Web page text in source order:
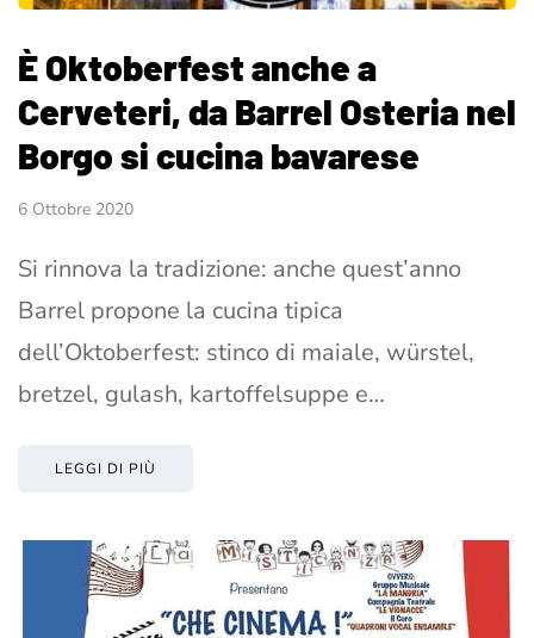
È Oktoberfest anche a
Cerveteri, da Barrel Osteria nel
Borgo si cucina bavarese
6 Ottobre 2020
Si rinnova la tradizione: anche quest’anno
Barrel propone la cucina tipica
dell’Oktoberfest: stinco di maiale, würstel,
bretzel, gulash, kartoffelsuppe e…
LEGGI DI PIÙ